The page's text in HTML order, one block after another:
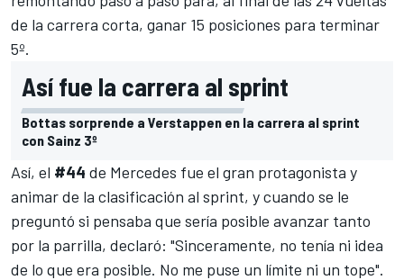
de la carrera corta, ganar 15 posiciones para terminar
5º.
Así fue la carrera al sprint
Bottas sorprende a Verstappen en la carrera al sprint
con Sainz 3º
Así, el #44 de Mercedes fue el gran protagonista y
animar de la clasificación al sprint, y cuando se le
preguntó si pensaba que sería posible avanzar tanto
por la parrilla, declaró: "Sinceramente, no tenía ni idea
de lo que era posible. No me puse un límite ni un tope".